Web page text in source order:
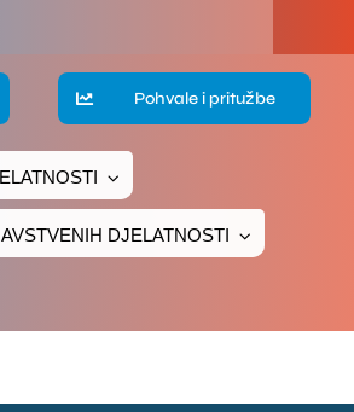
Pohvale i pritužbe
DJELATNOSTI